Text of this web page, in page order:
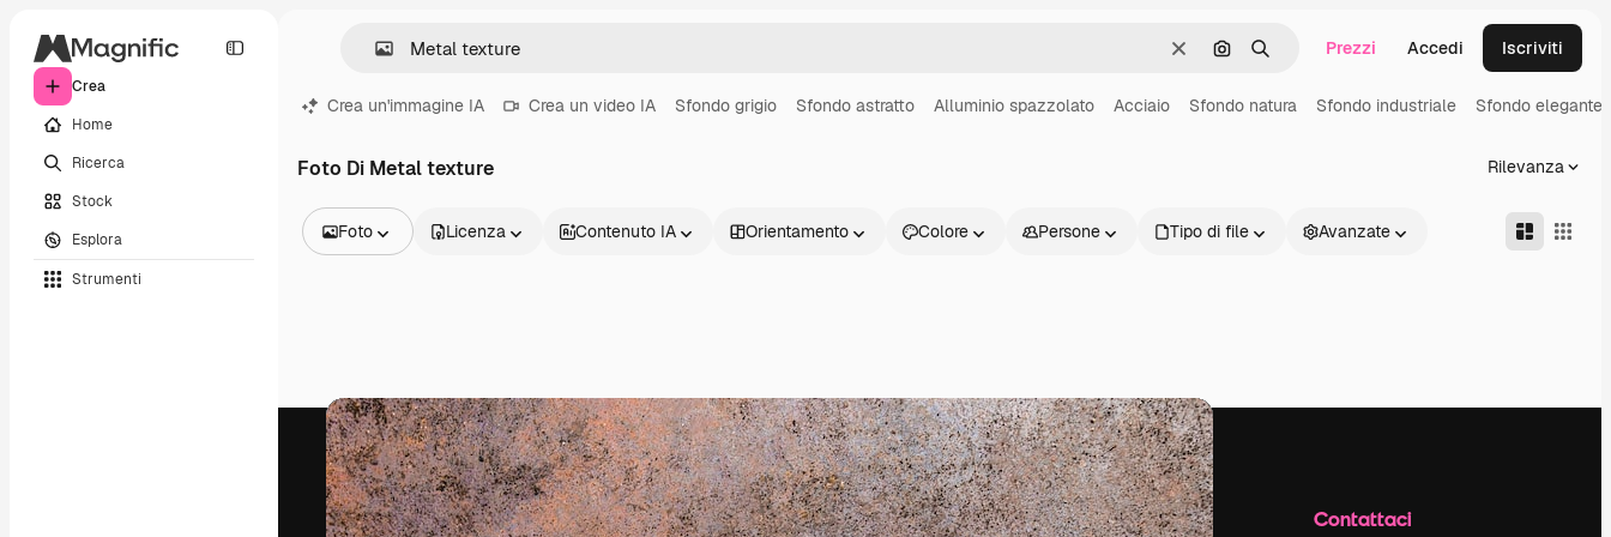
Crea
Home
Ricerca
Stock
Esplora
Strumenti
CancellaCerca per immagine
Ricerca Prezzi Accedi Iscriviti
Crea un'immagine IA Crea un video IA Sfondo grigio Sfondo astratto Alluminio spazzolato Acciaio Sfondo natura Sfondo industriale Sfondo elegante
Foto Di Metal texture Rilevanza
Foto
Video
Clip video
Motion graphic
Modelli di video
Icone
Modelli 3D
Font
Licenza Contenuto IA Orientamento Colore Persone Tipo di file Avanzate
Prodotti Inizia Azienda Contattaci